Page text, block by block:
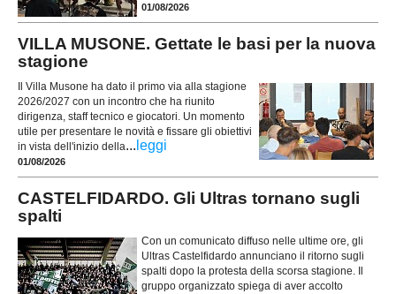
01/08/2026
VILLA MUSONE. Gettate le basi per la nuova
stagione
Il Villa Musone ha dato il primo via alla stagione
2026/2027 con un incontro che ha riunito
dirigenza, staff tecnico e giocatori. Un momento
utile per presentare le novità e fissare gli obiettivi
in vista dell'inizio della... leggi
01/08/2026
CASTELFIDARDO. Gli Ultras tornano sugli
spalti
Con un comunicato diffuso nelle ultime ore, gli
Ultras Castelfidardo annunciano il ritorno sugli
spalti dopo la protesta della scorsa stagione. Il
gruppo organizzato spiega di aver accolto